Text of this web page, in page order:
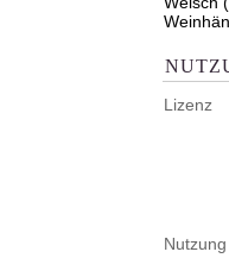
Lizenz
Nutzung